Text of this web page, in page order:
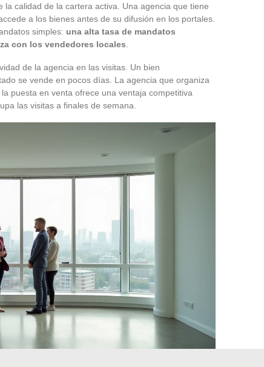
calidad de la cartera activa. Una agencia que tiene
a los bienes antes de su difusión en los portales.
simples: una alta tasa de mandatos
con los vendedores locales
de la agencia en las visitas. Un bien
se vende en pocos días. La agencia que organiza
puesta en venta ofrece una ventaja competitiva
las visitas a finales de semana.